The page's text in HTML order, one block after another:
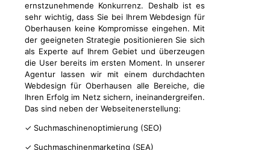
ernstzunehmende Konkurrenz. Deshalb ist es
sehr wichtig, dass Sie bei Ihrem Webdesign für
Oberhausen keine Kompromisse eingehen. Mit
der geeigneten Strategie positionieren Sie sich
als Experte auf Ihrem Gebiet und überzeugen
die User bereits im ersten Moment. In unserer
Agentur lassen wir mit einem durchdachten
Webdesign für Oberhausen alle Bereiche, die
Ihren Erfolg im Netz sichern, ineinandergreifen.
Das sind neben der Webseitenerstellung:
✓ Suchmaschinenoptimierung (SEO)
✓ Suchmaschinenmarketing (SEA)